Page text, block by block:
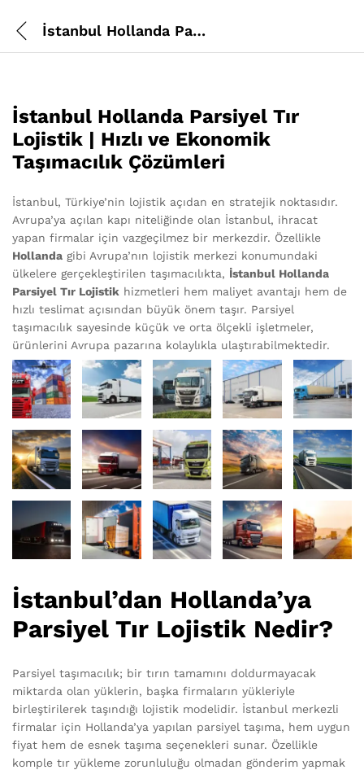
İstanbul Hollanda Parsiyel Tır Lojistik
İstanbul Hollanda Parsiyel Tır
Lojistik | Hızlı ve Ekonomik
Taşımacılık Çözümleri
İstanbul, Türkiye’nin lojistik açıdan en stratejik noktasıdır.
Avrupa’ya açılan kapı niteliğinde olan İstanbul, ihracat
yapan firmalar için vazgeçilmez bir merkezdir. Özellikle
Hollanda gibi Avrupa’nın lojistik merkezi konumundaki
ülkelere gerçekleştirilen taşımacılıkta, İstanbul Hollanda
Parsiyel Tır Lojistik hizmetleri hem maliyet avantajı hem de
hızlı teslimat açısından büyük önem taşır. Parsiyel
taşımacılık sayesinde küçük ve orta ölçekli işletmeler,
ürünlerini Avrupa pazarına kolaylıkla ulaştırabilmektedir.
İstanbul’dan Hollanda’ya
Parsiyel Tır Lojistik Nedir?
Parsiyel taşımacılık; bir tırın tamamını doldurmayacak
miktarda olan yüklerin, başka firmaların yükleriyle
birleştirilerek taşındığı lojistik modelidir. İstanbul merkezli
firmalar için Hollanda’ya yapılan parsiyel taşıma, hem uygun
fiyat hem de esnek taşıma seçenekleri sunar. Özellikle
komple tır yükleme zorunluluğu olmadan gönderim yapmak